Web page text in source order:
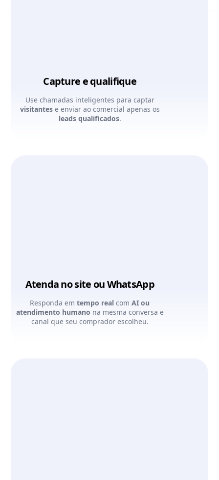
Capture e qualifique
Use chamadas inteligentes para captar
visitantese enviar ao comercial apenas os
leads qualificados.
Atenda no site ou WhatsApp
Responda emtempo real comAI ou
atendimento humano na mesma conversa e
canal que seu comprador escolheu.